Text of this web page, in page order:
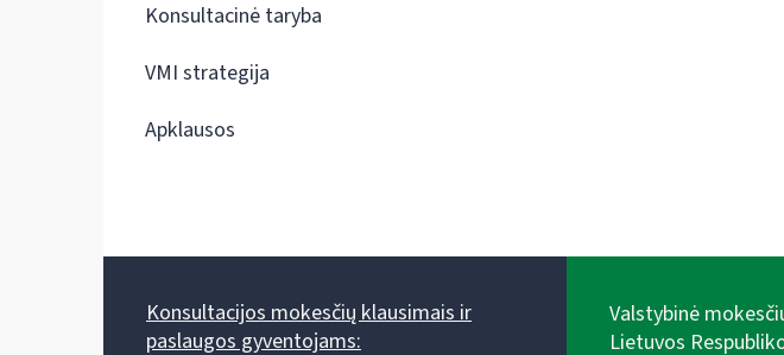
Konsultacinė taryba
VMI strategija
Apklausos
Konsultacijos mokesčių klausimais ir
paslaugos gyventojams:
Valstybinė
Lietuvos